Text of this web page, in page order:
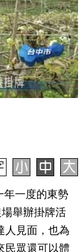
年一度的東勢
舉辦掛牌活
人見面，也為
民眾還可以體